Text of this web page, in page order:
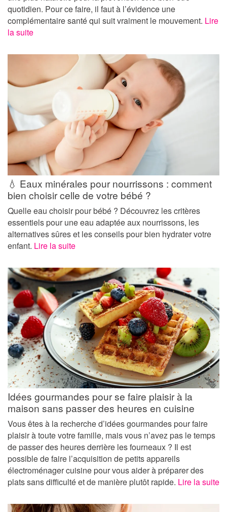
quotidien. Pour ce faire, il faut à l’évidence une
complémentaire santé qui suit vraiment le mouvement. Lire
la suite
💧 Eaux minérales pour nourrissons : comment
bien choisir celle de votre bébé ?
Quelle eau choisir pour bébé ? Découvrez les critères
essentiels pour une eau adaptée aux nourrissons, les
alternatives sûres et les conseils pour bien hydrater votre
enfant. Lire la suite
Idées gourmandes pour se faire plaisir à la
maison sans passer des heures en cuisine
Vous êtes à la recherche d’idées gourmandes pour faire
plaisir à toute votre famille, mais vous n’avez pas le temps
de passer des heures derrière les fourneaux ? Il est
possible de faire l’acquisition de petits appareils
électroménager cuisine pour vous aider à préparer des
plats sans difficulté et de manière plutôt rapide. Lire la suite